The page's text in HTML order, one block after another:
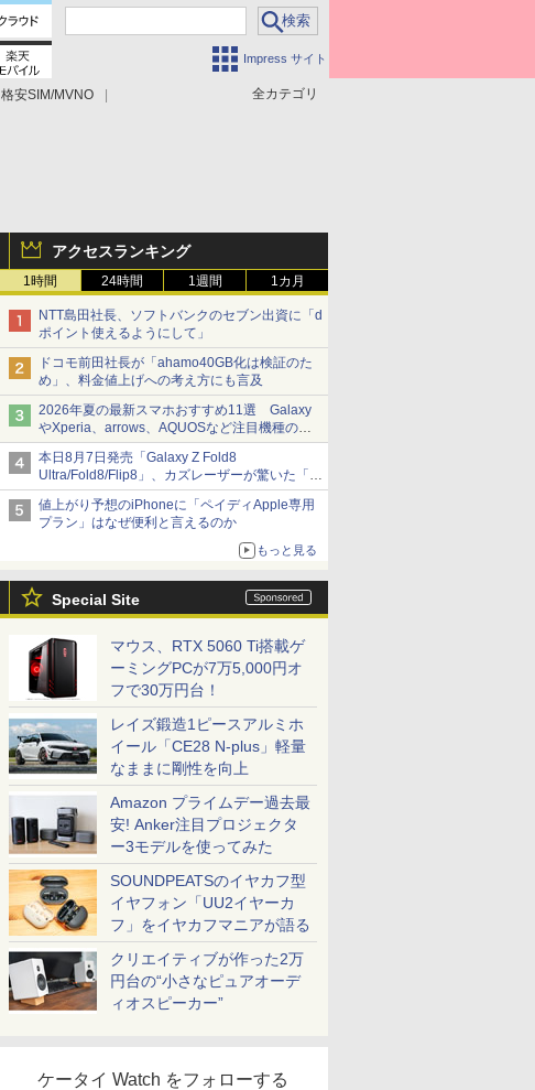
Impress サイト
全カテゴリ
格安SIM/MVNO
アクセスランキング
1時間 24時間 1週間 1カ月
NTT島田社長、ソフトバンクのセブン出資に「d
ポイント使えるようにして」
ドコモ前田社長が「ahamo40GB化は検証のた
め」、料金値上げへの考え方にも言及
2026年夏の最新スマホおすすめ11選 Galaxy
やXperia、arrows、AQUOSなど注目機種の特
徴は
本日8月7日発売「Galaxy Z Fold8
Ultra/Fold8/Flip8」、カズレーザーが驚いた「そ
ば屋のメニュー並みの薄さ」
値上がり予想のiPhoneに「ペイディApple専用
プラン」はなぜ便利と言えるのか
もっと見る
Special Site
マウス、RTX 5060 Ti搭載ゲ
ーミングPCが7万5,000円オ
フで30万円台！
レイズ鍛造1ピースアルミホ
イール「CE28 N-plus」軽量
なままに剛性を向上
Amazon プライムデー過去最
安! Anker注目プロジェクタ
ー3モデルを使ってみた
SOUNDPEATSのイヤカフ型
イヤフォン「UU2イヤーカ
フ」をイヤカフマニアが語る
クリエイティブが作った2万
円台の“小さなピュアオーデ
ィオスピーカー”
ケータイ Watch をフォローする